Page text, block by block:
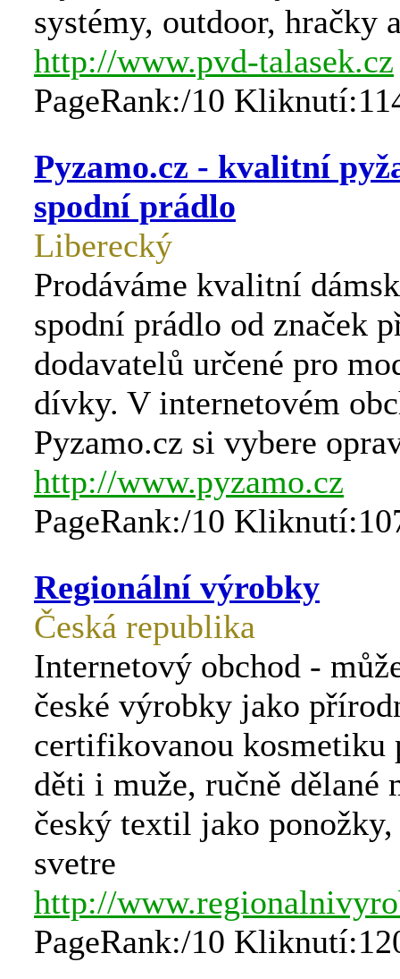
systémy, outdoor, hračky
http://www.pvd-talasek.cz
PageRank:/10
Pyzamo.cz - kvalitní
spodní prádlo
Liberecký
Prodáváme kvalitní
spodní prádlo od značek
dodavatelů určené pro
dívky. V internetovém
Pyzamo.cz si vybere
http://www.pyzamo.cz
PageRank:/10
Regionální výrobky
Česká republika
Internetový obchod -
české výrobky jako
certifikovanou kosmetiku
děti i muže, ručně dělané
český textil jako ponožky,
svetre
http://
PageRank:/10